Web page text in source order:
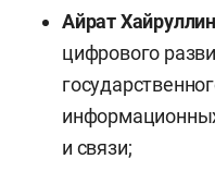
Айрат Хайруллин
цифрового
и связи;